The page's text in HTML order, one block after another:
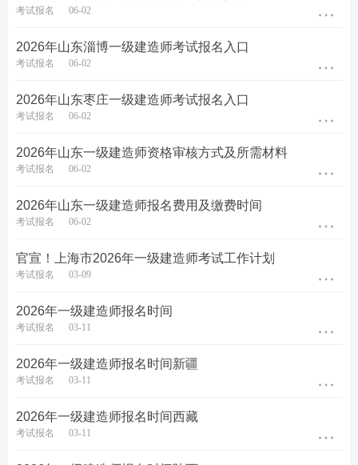
服务平台进行网上注册、报名和缴费。
报名时间：2026年6月17日9∶00—6月30日16∶00;
缴费时间：2026年7月3日9∶00—7月13日16∶00。
首次登录全国专业技术人员资格考试报名服务平台的
应试人员，应在报名前完成用户注册，并上传近期彩
色标准1寸半身免冠、照片底色背景为白色的正面证件
照(上传照片前应使用照片审核处理工具进行处理，通
过后方可上传)，报名照片将用于准考证、考场座次
试人员不得更换照片。已注册的应试人员不需重新注
专业技术人员资格考试统一大纲、统一命题、统一组
考试网报名，切勿轻信虚假宣传。应试人员报名时，
技术人员资格考试报名证明事项告知承诺制告知承诺
考试报名 06-02
2026年山东淄博一级建造师考试报名入口
考试报名 06-02
2026年山东枣庄一级建造师考试报名入口
考试报名 06-02
2026年山东一级建造师资格审核方式及所需材料
考试报名 06-02
2026年山东一级建造师报名费用及缴费时间
考试报名 06-02
官宣！上海市2026年一级建造师考试工作计划
考试报名 03-09
2026年一级建造师报名时间
考试报名 03-11
2026年一级建造师报名时间新疆
考试报名 03-11
2026年一级建造师报名时间西藏
考试报名 03-11